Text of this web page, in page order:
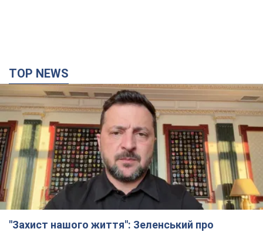
TOP NEWS
"Захист нашого життя": Зеленський про